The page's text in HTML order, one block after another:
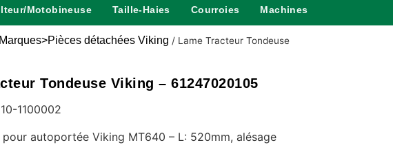
Motobineuse Taille-Haies Courroies Machines
détachées Viking / Lame Tracteur Tondeuse
Tondeuse Viking – 61247020105
1100002
autoportée Viking MT640 – L: 520mm, alésage